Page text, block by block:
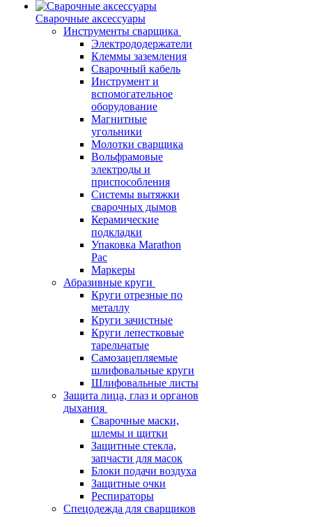
Сварочные аксессуары
Инструменты сварщика
Электрододержатели
Клеммы заземления
Сварочный кабель
Инструмент и
вспомогательное
оборудование
Магнитные
угольники
Молотки сварщика
Вольфрамовые
электроды и
приспособления
Системы вытяжки
сварочных дымов
Керамические
подкладки
Упаковка Marathon
Pac
Маркеры
Абразивные круги
Круги отрезные по
металлу
Круги зачистные
Круги лепестковые
тарельчатые
Самозацепляемые
шлифовальные круги
Шлифовальные листы
Защита лица, глаз и органов
дыхания
Сварочные маски,
шлемы и щитки
Защитные стекла,
запчасти для масок
Блоки подачи воздуха
Защитные очки
Респираторы
Спецодежда для сварщиков